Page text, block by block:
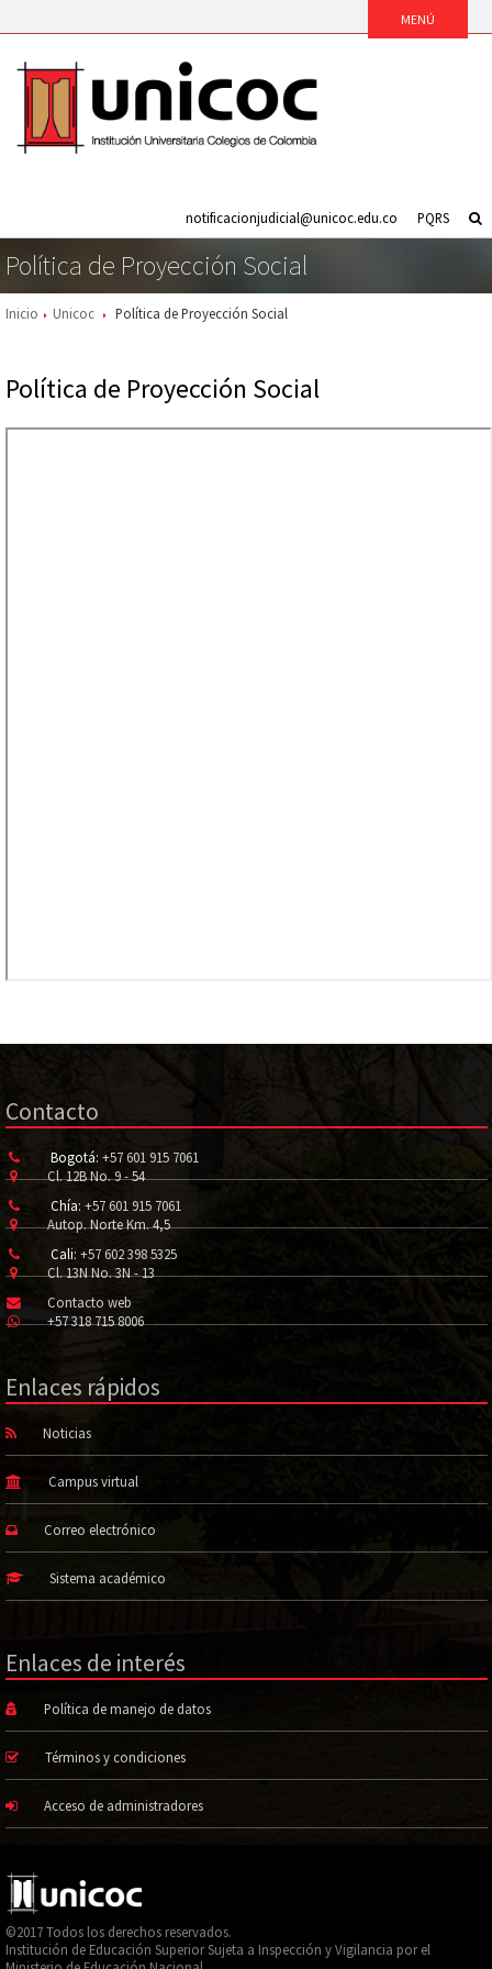
PQRS
notificacionjudicial@unicoc.edu.co
Política de Proyección Social
Inicio Unicoc Política de Proyección Social
Política de Proyección Social
Contacto
Bogotá: +57 601 915 7061
Cl. 12B No. 9 - 54
Chía: +57 601 915 7061
Autop. Norte Km. 4,5
Cali: +57 602 398 5325
Cl. 13N No. 3N - 13
Contacto web
+57 318 715 8006
Enlaces rápidos
Noticias
Campus virtual
Correo electrónico
Sistema académico
Enlaces de interés
Política de manejo de datos
Términos y condiciones
Acceso de administradores
©2017 Todos los derechos reservados.
Institución de Educación Superior Sujeta a Inspección y Vigilancia por el